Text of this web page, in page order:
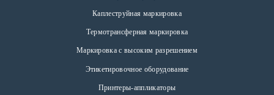
Каплеструйная маркировка
Термотрансферная маркировка
Маркировка с высоким разрешением
Этикетировочное оборудование
Принтеры-аппликаторы